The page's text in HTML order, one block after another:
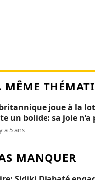
MÊME
joue à la
un bolide: sa joie n’a
a 5 ans
MANQUER